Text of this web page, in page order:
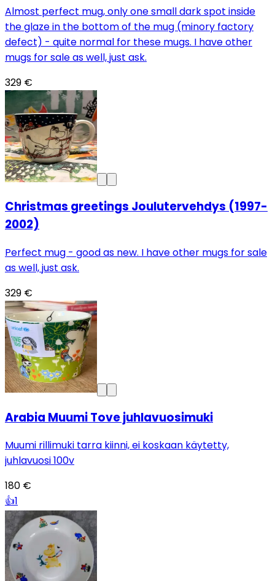
Almost perfect mug, only one small dark spot inside
the glaze in the bottom of the mug (minory factory
defect) - quite normal for these mugs. I have other
mugs for sale as well, just ask.
329 €
Christmas greetings Joulutervehdys (1997-
2002)
Perfect mug - good as new. I have other mugs for sale
as well, just ask.
329 €
Arabia Muumi Tove juhlavuosimuki
Muumi rillimuki tarra kiinni, ei koskaan käytetty,
juhlavuosi 100v
180 €
👍1